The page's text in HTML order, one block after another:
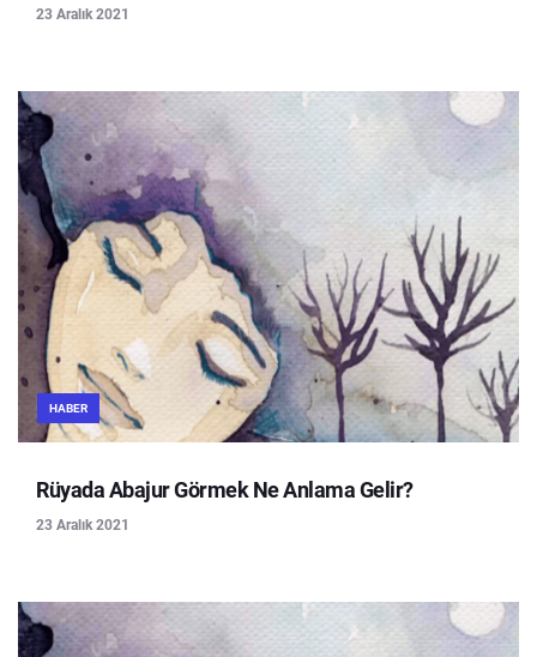
23 Aralık 2021
HABER
Rüyada Abajur Görmek Ne Anlama Gelir?
23 Aralık 2021